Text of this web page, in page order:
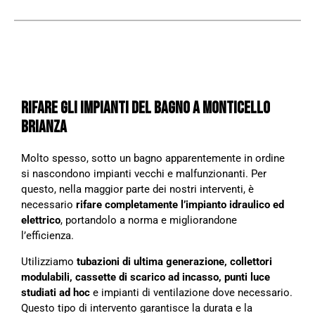
RIFARE GLI IMPIANTI DEL BAGNO A MONTICELLO
BRIANZA
Molto spesso, sotto un bagno apparentemente in ordine
si nascondono impianti vecchi e malfunzionanti. Per
questo, nella maggior parte dei nostri interventi, è
necessario rifare completamente l’impianto idraulico ed
elettrico, portandolo a norma e migliorandone
l’efficienza.
Utilizziamo tubazioni di ultima generazione, collettori
modulabili, cassette di scarico ad incasso, punti luce
studiati ad hoc e impianti di ventilazione dove necessario.
Questo tipo di intervento garantisce la durata e la